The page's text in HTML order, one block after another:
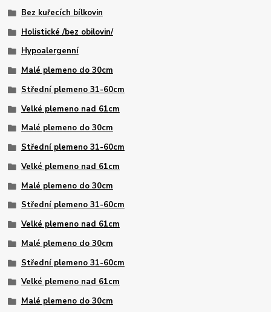
Bez kuřecích bílkovin
Holistické /bez obilovin/
Hypoalergenní
Malé plemeno do 30cm
Střední plemeno 31-60cm
Velké plemeno nad 61cm
Malé plemeno do 30cm
Střední plemeno 31-60cm
Velké plemeno nad 61cm
Malé plemeno do 30cm
Střední plemeno 31-60cm
Velké plemeno nad 61cm
Malé plemeno do 30cm
Střední plemeno 31-60cm
Velké plemeno nad 61cm
Malé plemeno do 30cm